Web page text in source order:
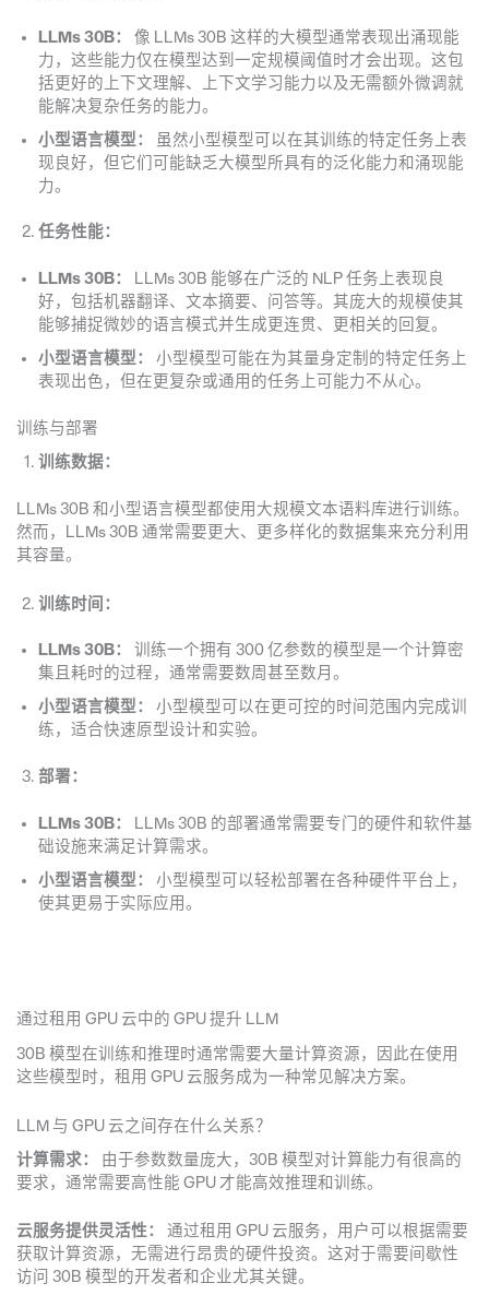
LLMs 30B：
像 LLMs 30B 这样的大模型通常表现出涌现能
力，这些能力仅在模型达到一定规模阈值时才会出现。这包
括更好的上下文理解、上下文学习能力以及无需额外微调就
能解决复杂任务的能力。
小型语言模型：
虽然小型模型可以在其训练的特定任务上表
现良好，但它们可能缺乏大模型所具有的泛化能力和涌现能
力。
任务性能：
LLMs 30B：
LLMs 30B 能够在广泛的 NLP 任务上表现良
好，包括机器翻译、文本摘要、问答等。其庞大的规模使其
能够捕捉微妙的语言模式并生成更连贯、更相关的回复。
小型语言模型：
小型模型可能在为其量身定制的特定任务上
表现出色，但在更复杂或通用的任务上可能力不从心。
训练与部署
训练数据：
LLMs 30B 和小型语言模型都使用大规模文本语料库进行训练。
然而，LLMs 30B 通常需要更大、更多样化的数据集来充分利用
其容量。
训练时间：
LLMs 30B：
训练一个拥有 300 亿参数的模型是一个计算密
集且耗时的过程，通常需要数周甚至数月。
小型语言模型：
小型模型可以在更可控的时间范围内完成训
练，适合快速原型设计和实验。
部署：
LLMs 30B：
LLMs 30B 的部署通常需要专门的硬件和软件基
础设施来满足计算需求。
小型语言模型：
小型模型可以轻松部署在各种硬件平台上，
使其更易于实际应用。
通过租用 GPU 云中的 GPU 提升 LLM
30B 模型在训练和推理时通常需要大量计算资源，因此在使用
这些模型时，租用 GPU 云服务成为一种常见解决方案。
LLM 与 GPU 云之间存在什么关系？
计算需求：
由于参数数量庞大，30B 模型对计算能力有很高的
要求，通常需要高性能 GPU 才能高效推理和训练。
云服务提供灵活性：
通过租用 GPU 云服务，用户可以根据需要
获取计算资源，无需进行昂贵的硬件投资。这对于需要间歇性
访问 30B 模型的开发者和企业尤其关键。